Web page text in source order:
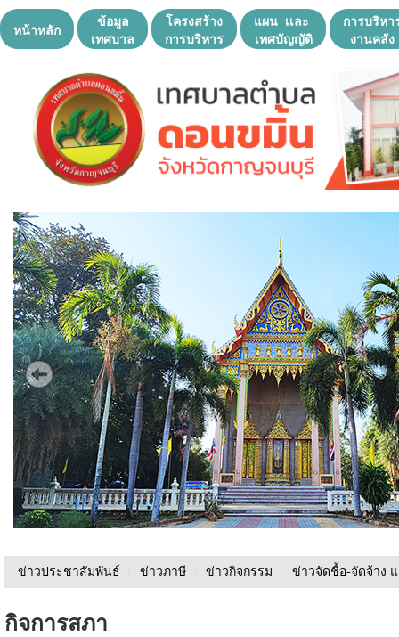
หน้าหลัก
ข้อมูล
เทศบาล
โครงสร้าง
การบริหาร
แผน เเละ
เทศบัญญัติ
การบริหา
งานคลัง
ข่าวประชาสัมพันธ์ / ข่าวภาษี / ข่าวกิจกรรม / ข่าวจัดชื้อ-จัดจ้าง
กิจการสภา